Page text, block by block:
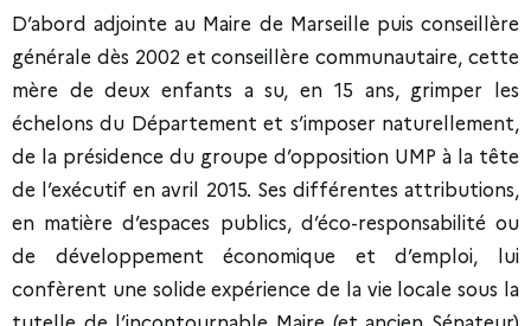
D’abord adjointe au Maire de Marseille puis conseillère
générale dès 2002 et conseillère communautaire, cette
mère de deux enfants a su, en 15 ans, grimper les
échelons du Département et s’imposer naturellement,
de la présidence du groupe d’opposition UMP à la tête
de l’exécutif en avril 2015. Ses différentes attributions,
en matière d’espaces publics, d’éco-responsabilité ou
de développement économique et d’emploi, lui
confèrent une solide expérience de la vie locale sous la